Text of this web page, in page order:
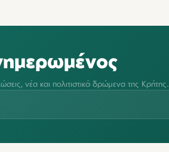
νέα και πολιτιστικά δρώμενα της Κρήτης.